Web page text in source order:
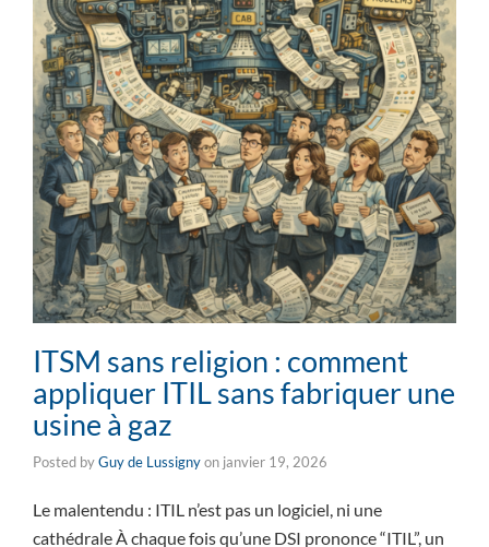
ITSM sans religion : comment
appliquer ITIL sans fabriquer une
usine à gaz
Posted byGuy de Lussignyon janvier 19, 2026
Le malentendu : ITIL n’est pas un logiciel, ni une
cathédrale À chaque fois qu’une DSI prononce “ITIL”, un